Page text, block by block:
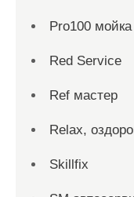
Pro100 мойка
Red Service
Ref мастер
Relax,
Skillfix